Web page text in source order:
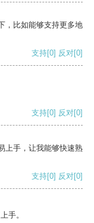
，比如能够支持更多地
支持[0] 反对[0]
支持[0] 反对[0]
上手，让我能够快速熟
支持[0] 反对[0]
手。